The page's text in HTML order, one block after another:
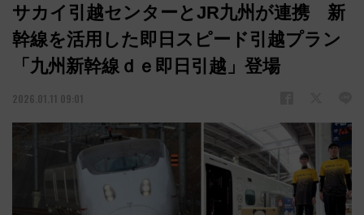
サカイ引越センターとJR九州が連携 新
幹線を活用した即日スピード引越プラン
「九州新幹線ｄｅ即日引越」登場
2026.01.11 09:01